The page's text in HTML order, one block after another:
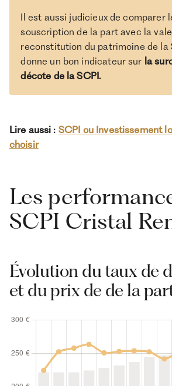
Il est aussi judicieux de comparer
souscription de la part avec la
reconstitution du patrimoine de la
donne un bon indicateur sur la
décote de la SCPI.
Lire aussi : SCPI ou Investissement
choisir
Les
SCPI Cristal
Évolution du taux de
et du prix de de la